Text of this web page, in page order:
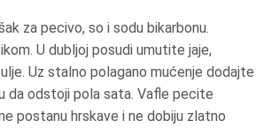
za pecivo, so i sodu bikarbonu.
U dubljoj posudi umutite jaje,
Uz stalno polagano mućenje dodajte
da odstoji pola sata. Vafle pecite
postanu hrskave i ne dobiju zlatno